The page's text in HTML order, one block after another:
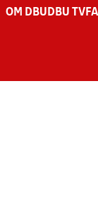
OM DBU DBU TV